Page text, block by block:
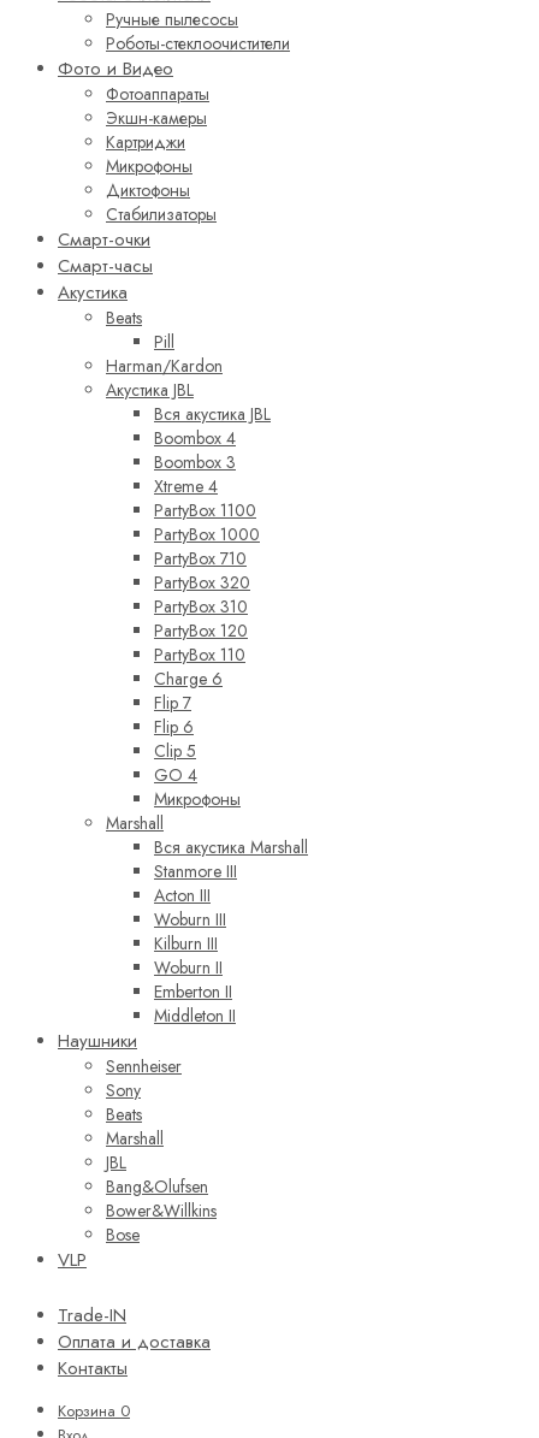
Ручные пылесосы
Роботы-стеклоочистители
Фото и Видео
Фотоаппараты
Экшн-камеры
Картриджи
Микрофоны
Диктофоны
Стабилизаторы
Смарт-очки
Смарт-часы
Акустика
Beats
Pill
Harman/Kardon
Акустика JBL
Вся акустика JBL
Boombox 4
Boombox 3
Xtreme 4
PartyBox 1100
PartyBox 1000
PartyBox 710
PartyBox 320
PartyBox 310
PartyBox 120
PartyBox 110
Charge 6
Flip 7
Flip 6
Clip 5
GO 4
Микрофоны
Marshall
Вся акустика Marshall
Stanmore III
Acton III
Woburn III
Kilburn III
Woburn II
Emberton II
Middleton II
Наушники
Sennheiser
Sony
Beats
Marshall
JBL
Bang&Olufsen
Bower&Willkins
Bose
VLP
Trade-IN
Оплата и доставка
Контакты
Корзина 0